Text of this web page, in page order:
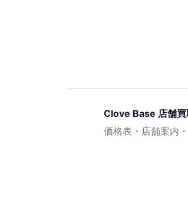
Clove Base 店舗買
価格表・店舗案内